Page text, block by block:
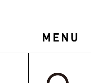
サイドバ